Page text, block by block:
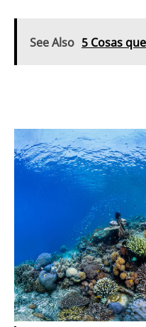
See Also 5 Cosas